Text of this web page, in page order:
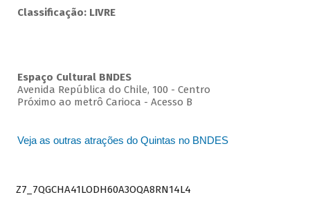
Classificação: LIVRE
Espaço Cultural BNDES
Avenida República do Chile, 100 - Centro
Próximo ao metrô Carioca - Acesso B
Veja as outras atrações do Quintas no BNDES
Z7_7QGCHA41LODH60A3OQA8RN14L4